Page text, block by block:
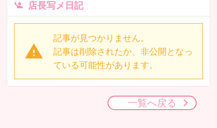
店長写メ日記
記事が見つかりません。
記事は削除されたか、非公開となっ
ている可能性があります。
一覧へ戻る